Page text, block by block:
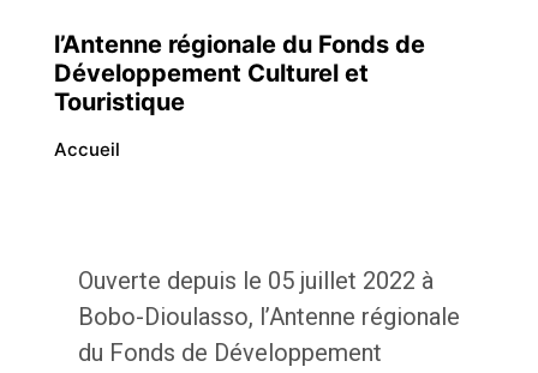
l’Antenne régionale du Fonds de
Développement Culturel et
Touristique
Accueil
Ouverte depuis le 05 juillet 2022 à
Bobo-Dioulasso, l’Antenne régionale
du Fonds de Développement